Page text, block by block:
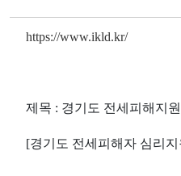
https://www.ikld.kr/
제목 : 경기도 전세피해지
[경기도 전세피해자 심리